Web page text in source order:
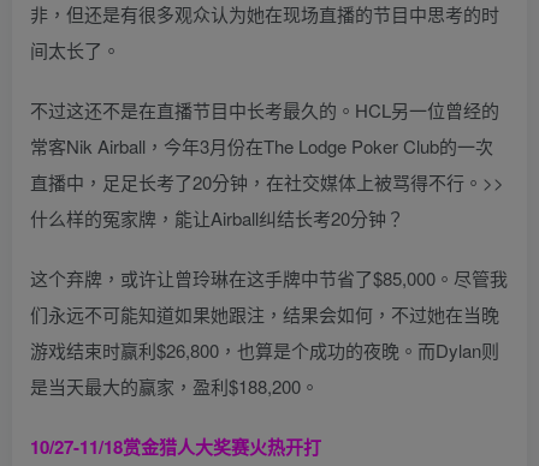
非，但还是有很多观众认为她在现场直播的节目中思考的时
间太长了。
不过这还不是在直播节目中长考最久的。HCL另一位曾经的
常客Nik Airball，今年3月份在The Lodge Poker Club的一次
直播中，足足长考了20分钟，在社交媒体上被骂得不行。>>
什么样的冤家牌，能让Airball纠结长考20分钟？
这个弃牌，或许让曾玲琳在这手牌中节省了$85,000。尽管我
们永远不可能知道如果她跟注，结果会如何，不过她在当晚
游戏结束时赢利$26,800，也算是个成功的夜晚。而Dylan则
是当天最大的赢家，盈利$188,200。
10/27-11/18赏金猎人大奖赛火热开打